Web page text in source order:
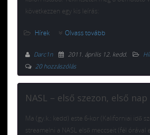
következzen egy kis leírás:
Hírek Olvass tovább
Darc1n 2011. április 12. kedd.
20 hozzászólás
NASL – első szezon, első nap
Ma (gy.k.: kedd) este 6-kor (Kaliforniai idő
streamelni a NASL első meccseit (fél órával